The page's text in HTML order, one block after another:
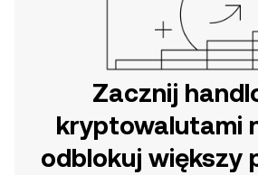
Zacznij
kryptowalutami
odblokuj większy